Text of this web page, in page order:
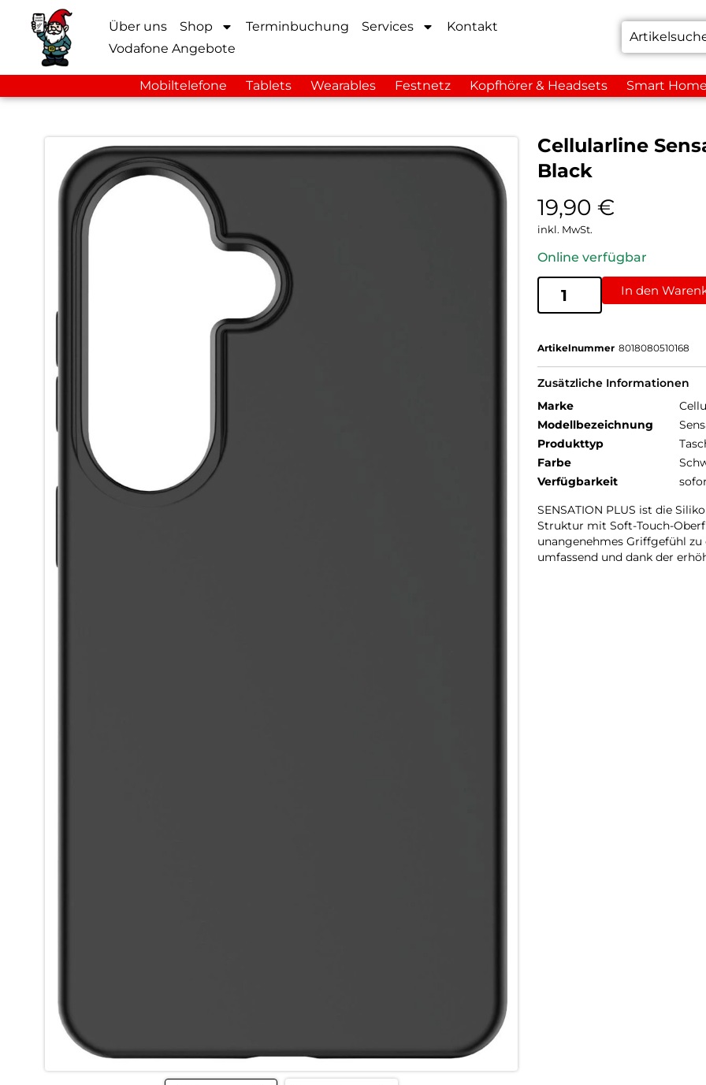
Über uns Shop Terminbuchung Services
Kontakt
Vodafone Angebote
Mobiltelefone Tablets Wearables Festnetz Kopfhörer & Headsets Smart
Cellularline
Black
19,90 €
inkl. MwSt.
Online verfügbar
In den
Artikelnummer 8018080510168
Zusätzliche Informationen
Marke
Modellbezeichnung
Produkttyp
Farbe
Verfügbarkeit
SENSATION PLUS ist die
Struktur mit Soft-Touch-
unangenehmes Griffgefühl zu
umfassend und dank der